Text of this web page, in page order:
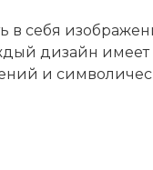
в себя
дизайн имеет
и